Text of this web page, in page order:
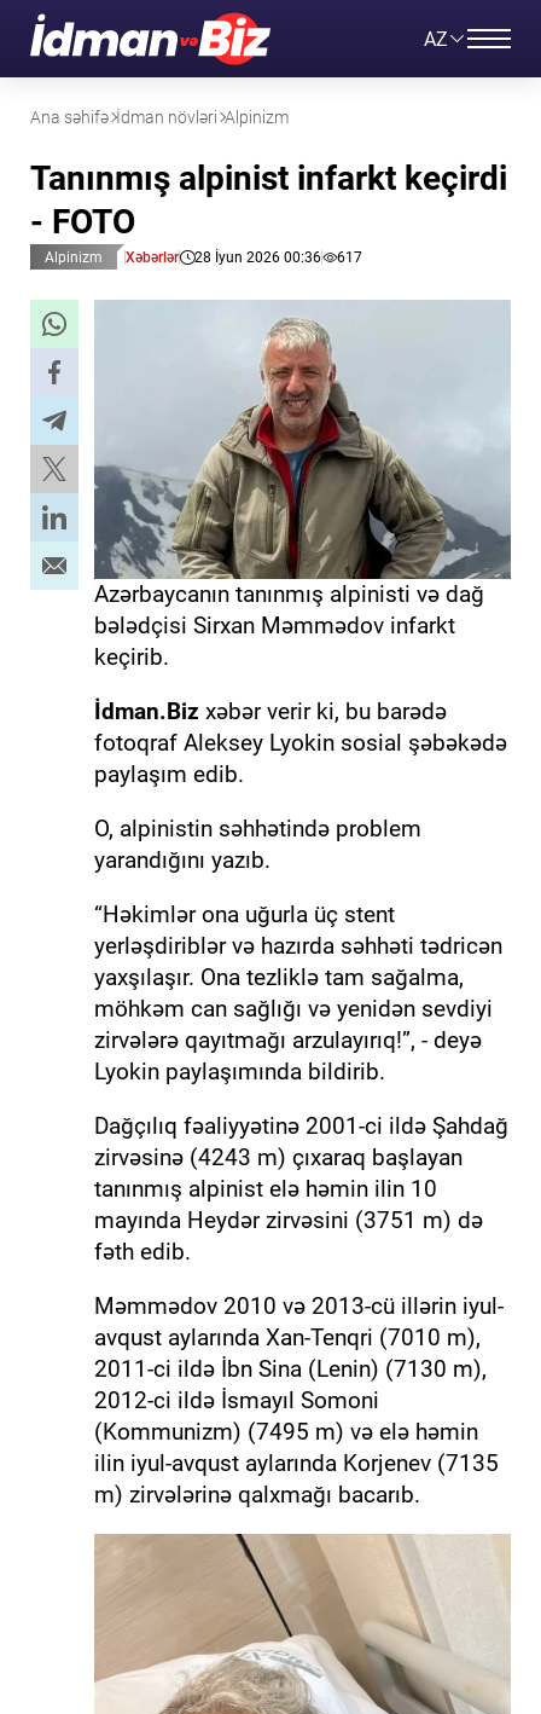
AZ
Ana səhifə İdman növləri Alpinizm
Tanınmış alpinist infarkt keçirdi
- FOTO
Alpinizm Xəbərlər 28 İyun 2026 00:36 617
Azərbaycanın tanınmış alpinisti və dağ
bələdçisi Sirxan Məmmədov infarkt
keçirib.
İdman.Biz xəbər verir ki, bu barədə
fotoqraf Aleksey Lyokin sosial şəbəkədə
paylaşım edib.
O, alpinistin səhhətində problem
yarandığını yazıb.
“Həkimlər ona uğurla üç stent
yerləşdiriblər və hazırda səhhəti tədricən
yaxşılaşır. Ona tezliklə tam sağalma,
möhkəm can sağlığı və yenidən sevdiyi
zirvələrə qayıtmağı arzulayırıq!”, - deyə
Lyokin paylaşımında bildirib.
Dağçılıq fəaliyyətinə 2001-ci ildə Şahdağ
zirvəsinə (4243 m) çıxaraq başlayan
tanınmış alpinist elə həmin ilin 10
mayında Heydər zirvəsini (3751 m) də
fəth edib.
Məmmədov 2010 və 2013-cü illərin iyul-
avqust aylarında Xan-Tenqri (7010 m),
2011-ci ildə İbn Sina (Lenin) (7130 m),
2012-ci ildə İsmayıl Somoni
(Kommunizm) (7495 m) və elə həmin
ilin iyul-avqust aylarında Korjenev (7135
m) zirvələrinə qalxmağı bacarıb.